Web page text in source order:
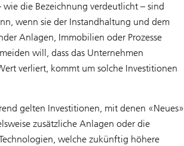
die Bezeichnung verdeutlicht – sind
wenn sie der Instandhaltung und dem
Anlagen, Immobilien oder Prozesse
will, dass das Unternehmen
verliert, kommt um solche Investitionen
gelten Investitionen, mit denen «Neues»
zusätzliche Anlagen oder die
welche zukünftig höhere